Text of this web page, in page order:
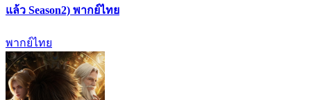
แล้ว Season2) พากย์ไทย
พากย์ไทย